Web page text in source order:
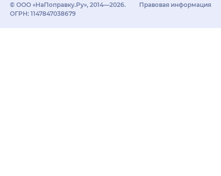
© ООО «НаПоправку.Ру», 2014—2026.
ОГРН: 1147847038679
Правовая информация